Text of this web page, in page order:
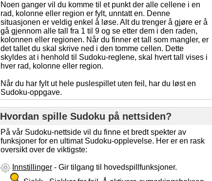
Noen ganger vil du komme til et punkt der alle cellene i en
rad, kolonne eller region er fylt, unntatt en. Denne
situasjonen er veldig enkel å løse. Alt du trenger å gjøre er å
gå gjennom alle tall fra 1 til 9 og se etter dem i den raden,
kolonnen eller regionen. Når du finner et tall som mangler, er
det tallet du skal skrive ned i den tomme cellen. Dette
skyldes at i henhold til Sudoku-reglene, skal hvert tall vises i
hver rad, kolonne eller region.
Når du har fylt ut hele puslespillet uten feil, har du løst en
Sudoku-oppgave.
Hvordan spille Sudoku på nettsiden?
På vår Sudoku-nettside vil du finne et bredt spekter av
funksjoner for en ultimat Sudoku-opplevelse. Her er en rask
oversikt over de viktigste:
Innstillinger - Gir tilgang til hovedspillfunksjoner.